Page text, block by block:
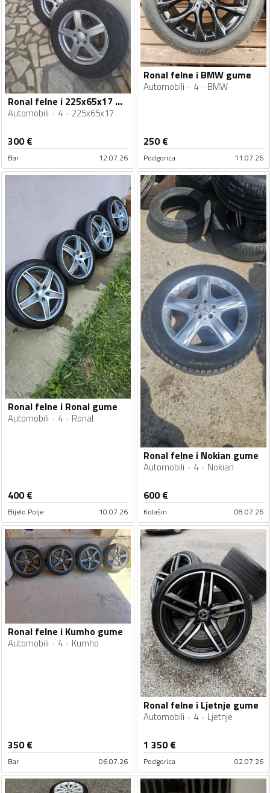
Ronal felne i 225x65x17 gume
Automobili 4 225x65x17
300€
Bar 12.07.26
Ronal felne i BMW gume
Automobili 4 BMW
250€
Podgorica 11.07.26
Ronal felne i Ronal gume
Automobili 4 Ronal
400€
Bijelo Polje 10.07.26
Ronal felne i Nokian gume
Automobili 4 Nokian
600€
Kolašin 08.07.26
Ronal felne i Kumho gume
Automobili 4 Kumho
350€
Bar 06.07.26
Ronal felne i Ljetnje gume
Automobili 4 Ljetnje
1 350€
Podgorica 02.07.26